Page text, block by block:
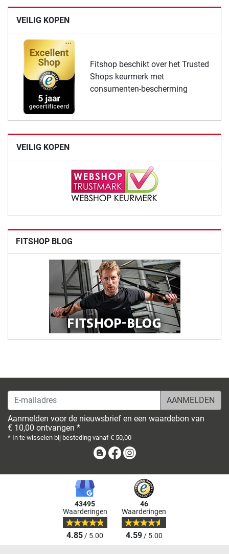
VEILIG KOPEN
Fitshop beschikt over het Trusted
Shops keurmerk met
consumenten-bescherming
VEILIG KOPEN
FITSHOP BLOG
E-mailadres
Aanmelden voor de nieuwsbrief en een waardebon van
€ 10,00 ontvangen *
* In te wisselen bij besteding vanaf € 50,00
BlogFacebook
43495
Waarderingen
4.85/ 5.00
46
Waarderingen
4.59/ 5.00